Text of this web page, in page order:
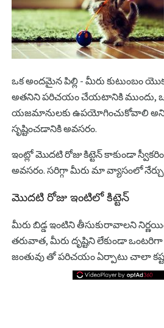
ఒక అందమైన పిల్లి - మీరు కుటుంబం
అతనిని పరిచయం చేయటానికి ముందు, ఒక
యజమానులకు ఉపయోగించుకోవాలి అని
సృష్టించడానికి అవసరం.
ఇంట్లో మొదటి రోజు కిట్టెన్ కాకుండా
అవసరం. సరిగ్గా మీరు మా వ్యాసంలో
మొదటి రోజు ఇంటిలో కిట్టెన్
మీరు బిడ్డ ఇంటిని తీసుకురావాలని
తరువాత, మీరు దృష్టిని లేకుండా
జంతువు తో పరిచయం ఏర్పాటు చాలా